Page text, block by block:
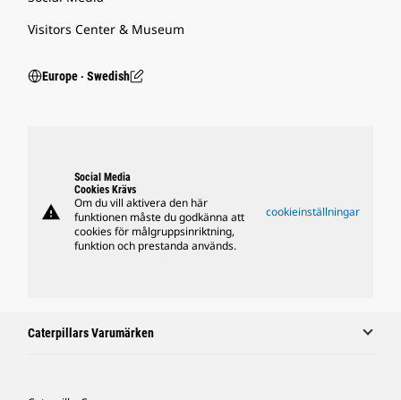
Visitors Center & Museum
Europe ‧ Swedish
warning
Social Media
Cookies Krävs
Om du vill aktivera den här
funktionen måste du godkänna att
cookies för målgruppsinriktning,
funktion och prestanda används.
cookieinställningar
Caterpillars Varumärken